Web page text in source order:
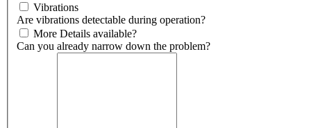
Vibrations
Are vibrations detectable during operation?
More Details available?
Can you already narrow down the problem?